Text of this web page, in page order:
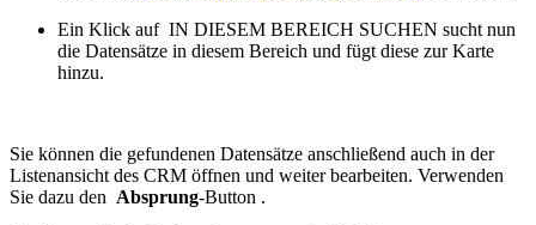
Ein Klick auf IN DIESEM BEREICH SUCHEN sucht nun
die Datensätze in diesem Bereich und fügt diese zur Karte
hinzu.
Sie können die gefundenen Datensätze anschließend auch in der
Listenansicht des CRM öffnen und weiter bearbeiten. Verwenden
Sie dazu den Absprung-Button .